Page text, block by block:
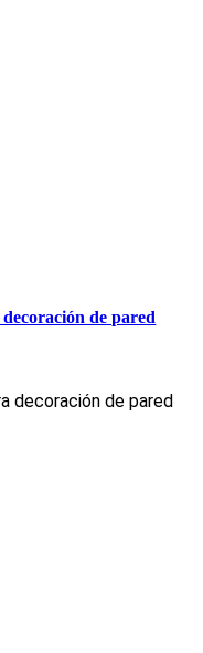
de pared
decoración de pared